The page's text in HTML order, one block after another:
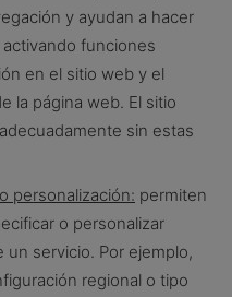
y ayudan a hacer
funciones
en el sitio web y el
la página web. El sitio
sin estas
personalización: permiten
o personalizar
un servicio. Por ejemplo,
regional o tipo